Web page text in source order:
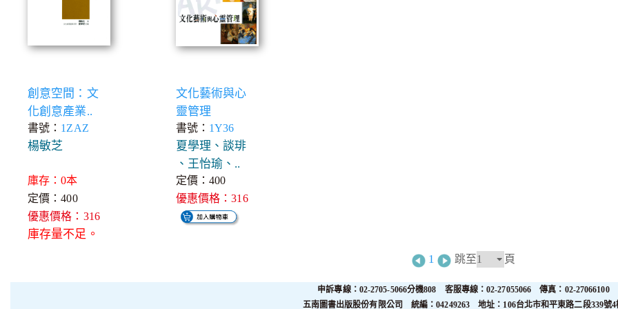
創意空間：文
化創意產業..
書號： 1ZAZ
楊敏芝
庫存：0本
定價：400
優惠價格：316
庫存量不足。
文化藝術與心
靈管理
書號： 1Y36
夏學理、談琲
、王怡瑜、..
定價：400
優惠價格：316
1 跳至 頁
申訴專線：02-2705-5066分機808 客服專線：02-27055066 傳真：02-27066100
五南圖書出版股份有限公司 統編：04249263 地址：106台北市和平東路二段339號4